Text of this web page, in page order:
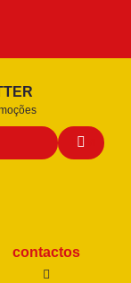
contactos